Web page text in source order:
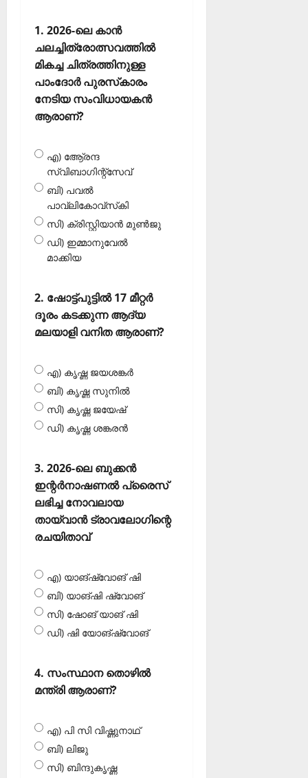
1. 2026-ലെ കാന്‍
ചലച്ചിത്രോത്സവത്തില്‍
മികച്ച ചിത്രത്തിനുള്ള
പാംദോര്‍ പുരസ്‌കാരം
നേടിയ സംവിധായകന്‍
ആരാണ്?
എ) ആേ്രന്ദ
സ്വിബാഗിന്റ്‌സേവ്
ബി) പവല്‍
പാവ്‌ലികോവ്‌സ്‌കി
സി) ക്രിസ്റ്റിയാന്‍ മുണ്‍ജു
ഡി) ഇമ്മാനുവേല്‍
മാക്കിയ
2. ഷോട്ട്പുട്ടില്‍ 17 മീറ്റര്‍
ദൂരം കടക്കുന്ന ആദ്യ
മലയാളി വനിത ആരാണ്?
എ) കൃഷ്ണ ജയശങ്കര്‍
ബി) കൃഷ്ണ സുനില്‍
സി) കൃഷ്ണ ജയേഷ്
ഡി) കൃഷ്ണ ശങ്കരന്‍
3. 2026-ലെ ബുക്കന്‍
ഇന്റര്‍നാഷണല്‍ പ്രൈസ്
ലഭിച്ച നോവലായ
തായ്വാന്‍ ട്രാവലോഗിന്റെ
രചയിതാവ്
എ) യാങ്‌ഷ്വോങ് ഷി
ബി) യാങ്ഷി ഷ്വോങ്
സി) ഷോങ് യാങ് ഷി
ഡി) ഷി യോങ്‌ഷ്വോങ്
4. സംസ്ഥാന തൊഴില്‍
മന്ത്രി ആരാണ്?
എ) പി സി വിഷ്ണുനാഥ്
ബി) ലിജു
സി) ബിന്ദുകൃഷ്ണ